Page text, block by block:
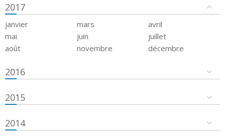
2017
janvier mars
avril
mai
juin
juillet
août
novembre décembre
2016
2015
2014